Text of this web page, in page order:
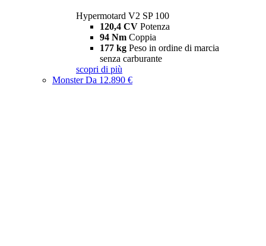
Hypermotard V2 SP 100
120,4 CV Potenza
94 Nm Coppia
177 kg Peso in ordine di marcia
senza carburante
scopri di più
MonsterDa 12.890 €